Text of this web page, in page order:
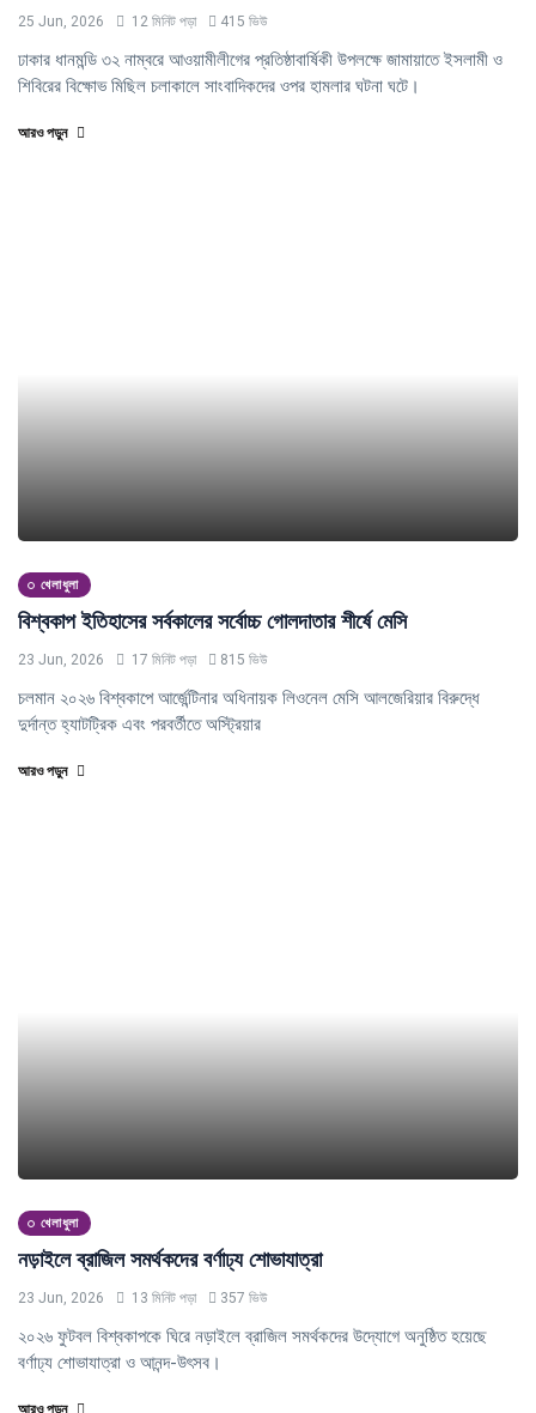
25 Jun, 2026 12 মিনিট পড়া 415 ভিউ
ঢাকার ধানমন্ডি ৩২ নাম্বরে আওয়ামীলীগের প্রতিষ্ঠাবার্ষিকী উপলক্ষে জামায়াতে ইসলামী ও
শিবিরের বিক্ষোভ মিছিল চলাকালে সাংবাদিকদের ওপর হামলার ঘটনা ঘটে।
আরও পড়ুন
খেলাধুলা
বিশ্বকাপ ইতিহাসের সর্বকালের সর্বোচ্চ গোলদাতার শীর্ষে মেসি
23 Jun, 2026 17 মিনিট পড়া 815 ভিউ
চলমান ২০২৬ বিশ্বকাপে আর্জেন্টিনার অধিনায়ক লিওনেল মেসি আলজেরিয়ার বিরুদ্ধে
দুর্দান্ত হ্যাটট্রিক এবং পরবর্তীতে অস্ট্রিয়ার
আরও পড়ুন
খেলাধুলা
নড়াইলে ব্রাজিল সমর্থকদের বর্ণাঢ্য শোভাযাত্রা
23 Jun, 2026 13 মিনিট পড়া 357 ভিউ
২০২৬ ফুটবল বিশ্বকাপকে ঘিরে নড়াইলে ব্রাজিল সমর্থকদের উদ্যোগে অনুষ্ঠিত হয়েছে
বর্ণাঢ্য শোভাযাত্রা ও আনন্দ-উৎসব।
আরও পড়ুন